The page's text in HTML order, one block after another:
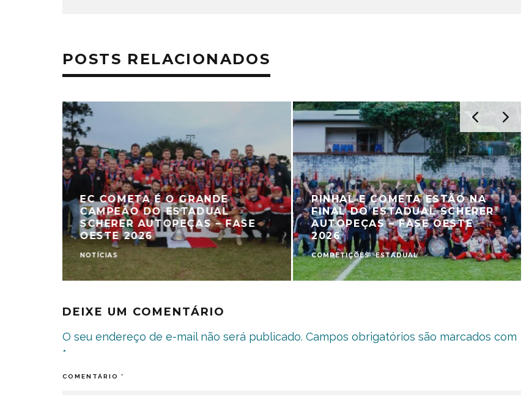
POSTS RELACIONADOS
EC COMETA É O GRANDE
CAMPEÃO DO ESTADUAL
SCHERER AUTOPEÇAS – FASE
OESTE 2026
NOTÍCIAS
PINHAL E COMETA ESTÃO NA
FINAL DO ESTADUAL SCHERER
AUTOPEÇAS – FASE OESTE
2026
COMPETIÇÕES ESTADUAL
DEIXE UM COMENTÁRIO
O seu endereço de e-mail não será publicado. Campos obrigatórios são marcados com
*
COMENTÁRIO *